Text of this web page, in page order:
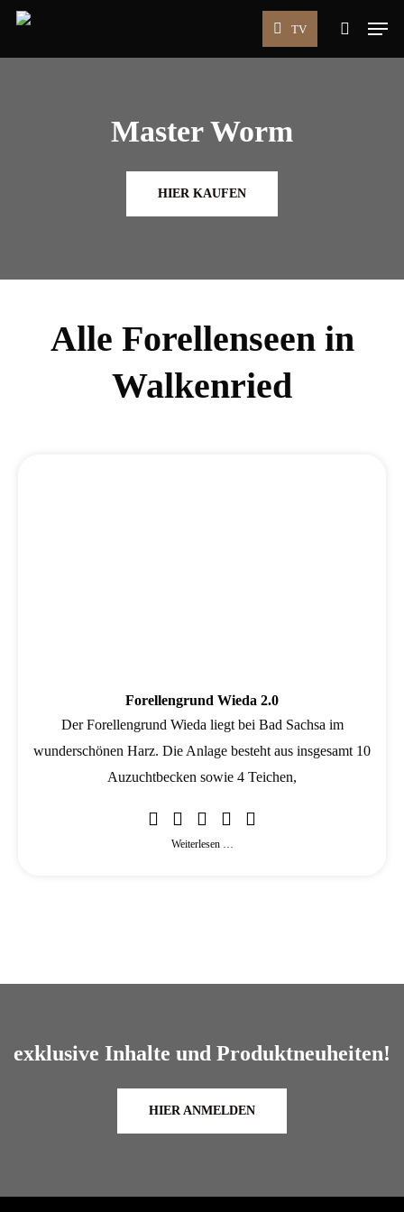
Skip
TV
search
Menu
Master Worm
HIER KAUFEN
Alle Forellenseen in
Walkenried
Forellengrund Wieda 2.0
Der Forellengrund Wieda liegt bei Bad Sachsa im
wunderschönen Harz. Die Anlage besteht aus insgesamt 10
Auzuchtbecken sowie 4 Teichen,
Weiterlesen …
exklusive Inhalte und Produktneuheiten!
HIER ANMELDEN